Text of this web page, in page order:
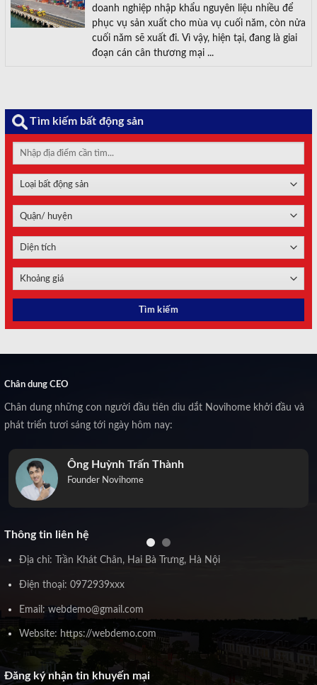
doanh nghiệp nhập khẩu nguyên liệu nhiều để
phục vụ sản xuất cho mùa vụ cuối năm, còn nửa
cuối năm sẽ xuất đi. Vì vậy, hiện tại, đang là giai
đoạn cán cân thương mại ...
Tìm kiếm bất động sản
Chân dung CEO
Chân dung những con người đầu tiên dìu dắt Novihome khởi đầu và
phát triển tươi sáng tới ngày hôm nay:
Ông Huỳnh Trấn Thành
Founder Novihome
Thông tin liên hệ
Địa chỉ: Trần Khát Chân, Hai Bà Trưng, Hà Nội
Điện thoại: 0972939xxx
Email: webdemo@gmail.com
Website: https://webdemo.com
Đăng ký nhận tin khuyến mại